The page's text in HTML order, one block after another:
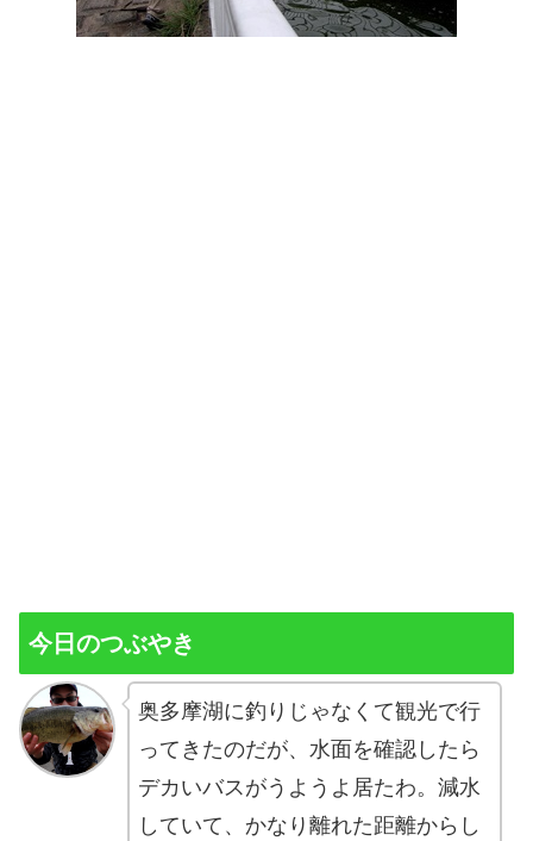
今日のつぶやき
奥多摩湖に釣りじゃなくて観光で行
ってきたのだが、水面を確認したら
デカいバスがうようよ居たわ。減水
していて、かなり離れた距離からし